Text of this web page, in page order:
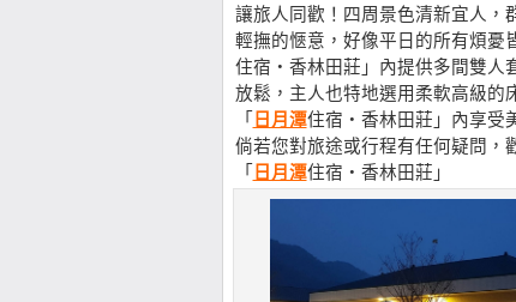
讓旅人同歡！四周景色清新宜人，
輕撫的愜意，好像平日的所有煩憂
住宿‧香林田莊」內提供多間雙人
放鬆，主人也特地選用柔軟高級的
「 日月潭住宿‧香林田莊」內享受
倘若您對旅途或行程有任何疑問，
「 日月潭住宿‧香林田莊」